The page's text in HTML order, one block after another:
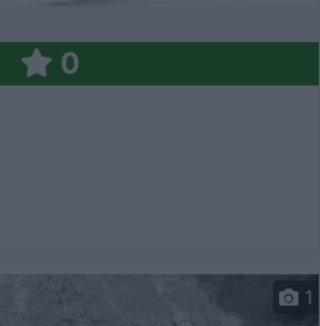
0
1